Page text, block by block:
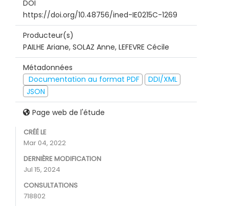
DOI
https://doi.org/10.48756/ined-IE0215C-1269
Producteur(s)
PAILHE Ariane, SOLAZ Anne, LEFEVRE Cécile
Métadonnées
Documentation au format PDF
DDI/XML
JSON
Page web de l'étude
CRÉÉ LE
Mar 04, 2022
DERNIÈRE MODIFICATION
Jul 15, 2024
CONSULTATIONS
718802